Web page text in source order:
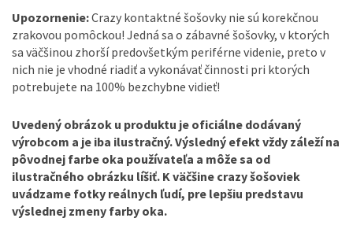
Upozornenie:Crazy kontaktné šošovky nie sú korekčnou
zrakovou pomôckou! Jedná sa o zábavné šošovky, v ktorých
sa väčšinou zhorší predovšetkým periférne videnie, preto v
nich nie je vhodné riadiť a vykonávať činnosti pri ktorých
potrebujete na 100% bezchybne vidieť!
Uvedený obrázok u produktu je oficiálne dodávaný
výrobcom a je iba ilustračný. Výsledný efekt vždy záleží na
pôvodnej farbe oka používateľa a môže sa od
ilustračného obrázku líšiť. K väčšine crazy šošoviek
uvádzame fotky reálnych ľudí, pre lepšiu predstavu
výslednej zmeny farby oka.